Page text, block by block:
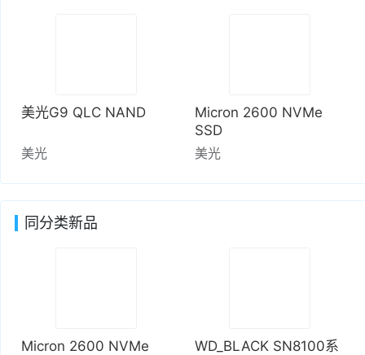
美光G9 QLC NAND
美光
Micron 2600 NVMe
SSD
美光
同分类新品
Micron 2600 NVMe
WD_BLACK SN8100系